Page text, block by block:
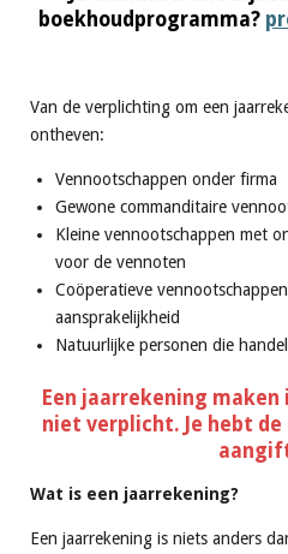
boekhoudprogramma?
Van de verplichting om een
ontheven:
Vennootschappen onder firma
Gewone commanditaire
Kleine vennootschappen met
voor de vennoten
Coöperatieve
aansprakelijkheid
Natuurlijke personen die
Een jaarrekening maken
niet verplicht. Je hebt
Wat is een jaarrekening?
Een jaarrekening is niets anders